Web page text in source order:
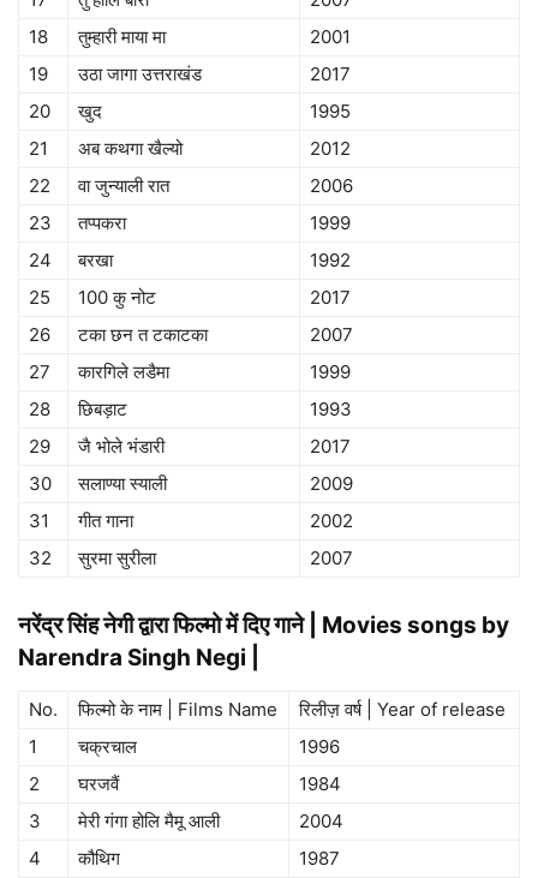
18
तुम्हारी माया मा
2001
19
उठा जागा उत्तराखंड
2017
20
खुद
1995
21
अब कथगा खैल्यो
2012
22
वा जुन्याली रात
2006
23
तप्पकरा
1999
24
बरखा
1992
25
100 कु नोट
2017
26
टका छन त टकाटका
2007
27
कारगिले लडैमा
1999
28
छिबड़ाट
1993
29
जै भोले भंडारी
2017
30
सलाण्या स्याली
2009
31
गीत गाना
2002
32
सुरमा सुरीला 2007
नरेंद्र सिंह नेगी द्वारा फिल्मो में दिए गाने | Movies songs by
Narendra Singh Negi |
No. फिल्मो के नाम | Films Name
रिलीज़ वर्ष | Year of release
1
चक्रचाल
1996
2
घरजवैं
1984
3
मेरी गंगा होलि मैमू आली
2004
4
कौथिग
1987